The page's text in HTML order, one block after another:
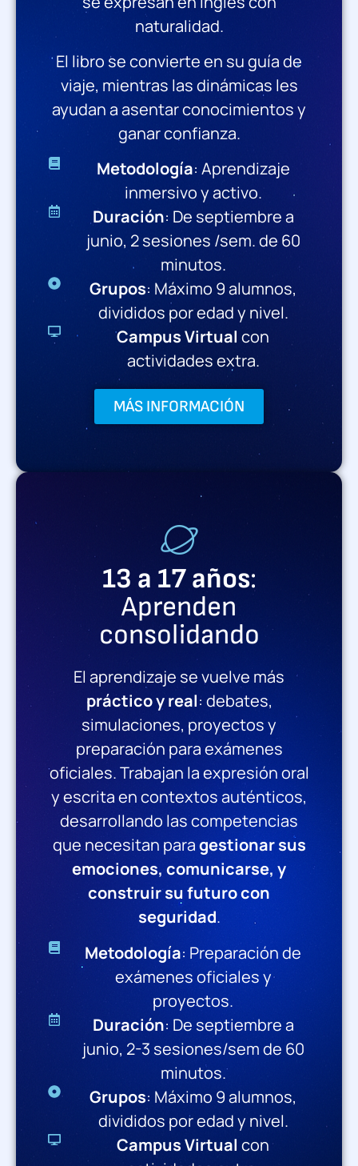
naturalidad.
El libro se convierte en su guía de
viaje, mientras las dinámicas les
ayudan a asentar conocimientos y
ganar confianza.
Metodología: Aprendizaje
inmersivo y activo.
Duración: De septiembre a
junio, 2 sesiones /sem. de 60
minutos.
Grupos: Máximo 9 alumnos,
divididos por edad y nivel.
Campus Virtual con
actividades extra.
MÁS INFORMACIÓN
13 a 17 años:
Aprenden
consolidando
El aprendizaje se vuelve más
práctico y real: debates,
simulaciones, proyectos y
preparación para exámenes
oficiales. Trabajan la expresión oral
y escrita en contextos auténticos,
desarrollando las competencias
que necesitan paragestionar sus
emociones, comunicarse, y
construir su futuro con
seguridad.
Metodología: Preparación de
exámenes oficiales y
proyectos.
Duración: De septiembre a
junio, 2-3 sesiones/sem de 60
minutos.
Grupos: Máximo 9 alumnos,
divididos por edad y nivel.
Campus Virtual con